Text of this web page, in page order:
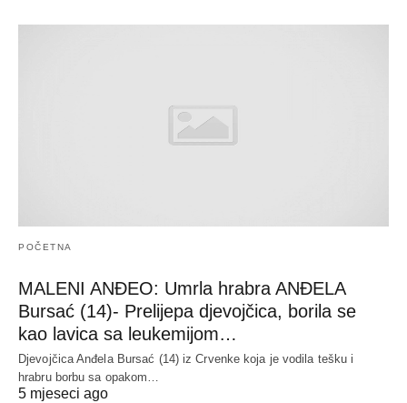
POČETNA
MALENI ANĐEO: Umrla hrabra ANĐELA
Bursać (14)- Prelijepa djevojčica, borila se
kao lavica sa leukemijom…
Djevojčica Anđela Bursać (14) iz Crvenke koja je vodila tešku i
hrabru borbu sa opakom…
5 mjeseci ago